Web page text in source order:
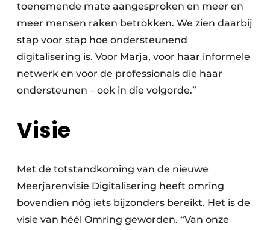
toenemende mate aangesproken en meer en
meer mensen raken betrokken. We zien daarbij
stap voor stap hoe ondersteunend
digitalisering is. Voor Marja, voor haar informele
netwerk en voor de professionals die haar
ondersteunen – ook in die volgorde.”
Visie
Met de totstandkoming van de nieuwe
Meerjarenvisie Digitalisering heeft omring
bovendien nóg iets bijzonders bereikt. Het is de
visie van héél Omring geworden. “Van onze